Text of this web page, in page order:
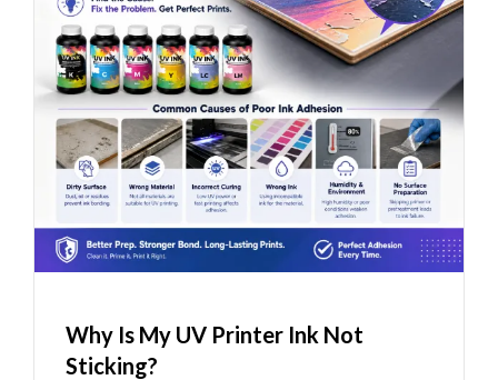
Why Is My UV Printer Ink Not
Sticking?